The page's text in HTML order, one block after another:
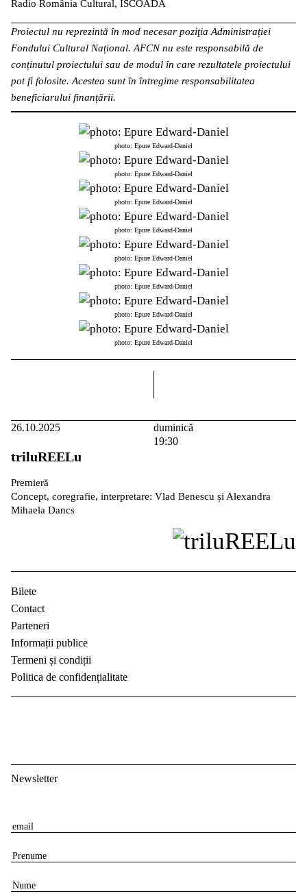
Radio România Cultural, ISCOADA
Proiectul nu reprezintă în mod necesar poziţia Administrației
Fondului Cultural Național. AFCN nu este responsabilă de
conținutul proiectului sau de modul în care rezultatele proiectului
pot fi folosite. Acestea sunt în întregime responsabilitatea
beneficiarului finanțării.
photo: Epure Edward-Daniel
photo: Epure Edward-Daniel
photo: Epure Edward-Daniel
photo: Epure Edward-Daniel
photo: Epure Edward-Daniel
photo: Epure Edward-Daniel
photo: Epure Edward-Daniel
photo: Epure Edward-Daniel
26.10.2025
duminică
19:30
triluREELu
Premieră
Concept, coregrafie, interpretare: Vlad Benescu și Alexandra
Mihaela Dancs
Bilete
Contact
Parteneri
Informații publice
Termeni și condiții
Politica de confidențialitate
Newsletter
E
a
i
P
eN